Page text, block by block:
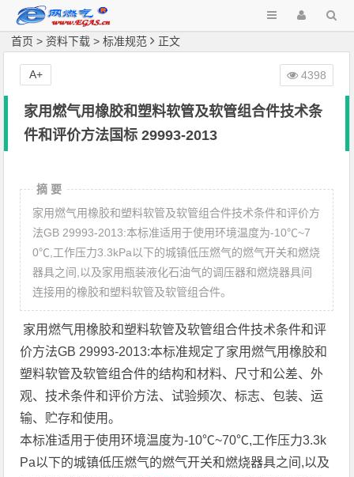
首页 >资料下载 >标准规范 正文
家用燃气用橡胶和塑料软管及软管组合件技术条
件和评价方法国标 29993-2013
摘 要
家用燃气用橡胶和塑料软管及软管组合件技术条件和评价方
法GB 29993-2013:本标准适用于使用环境温度为-10℃~7
0℃,工作压力3.3kPa以下的城镇低压燃气的燃气开关和燃烧
器具之间,以及家用瓶装液化石油气的调压器和燃烧器具间
连接用的橡胶和塑料软管及软管组合件。
家用燃气用橡胶和塑料软管及软管组合件技术条件和评
价方法GB 29993-2013:本标准规定了家用燃气用橡胶和
塑料软管及软管组合件的结构和材料、尺寸和公差、外
观、技术条件和评价方法、试验频次、标志、包装、运
输、贮存和使用。
本标准适用于使用环境温度为-10℃~70℃,工作压力3.3k
Pa以下的城镇低压燃气的燃气开关和燃烧器具之间,以及
4398
A+